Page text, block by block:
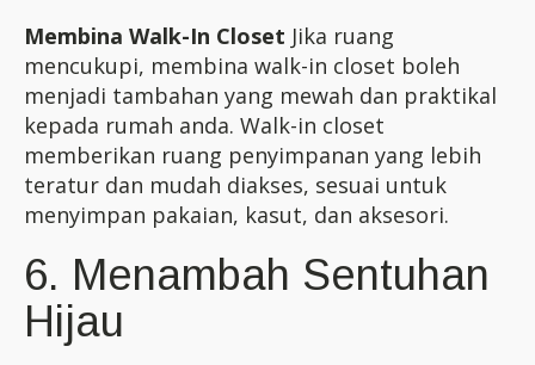
Membina Walk-In Closet Jika ruang
mencukupi, membina walk-in closet boleh
menjadi tambahan yang mewah dan praktikal
kepada rumah anda. Walk-in closet
memberikan ruang penyimpanan yang lebih
teratur dan mudah diakses, sesuai untuk
menyimpan pakaian, kasut, dan aksesori.
6. Menambah Sentuhan
Hijau